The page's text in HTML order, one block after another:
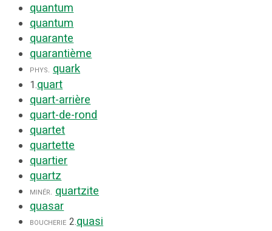
quantum
quantum
quarante
quarantième
phys. quark
1.quart
quart-arrière
quart-de-rond
quartet
quartette
quartier
quartz
minér. quartzite
quasar
boucherie 2.quasi